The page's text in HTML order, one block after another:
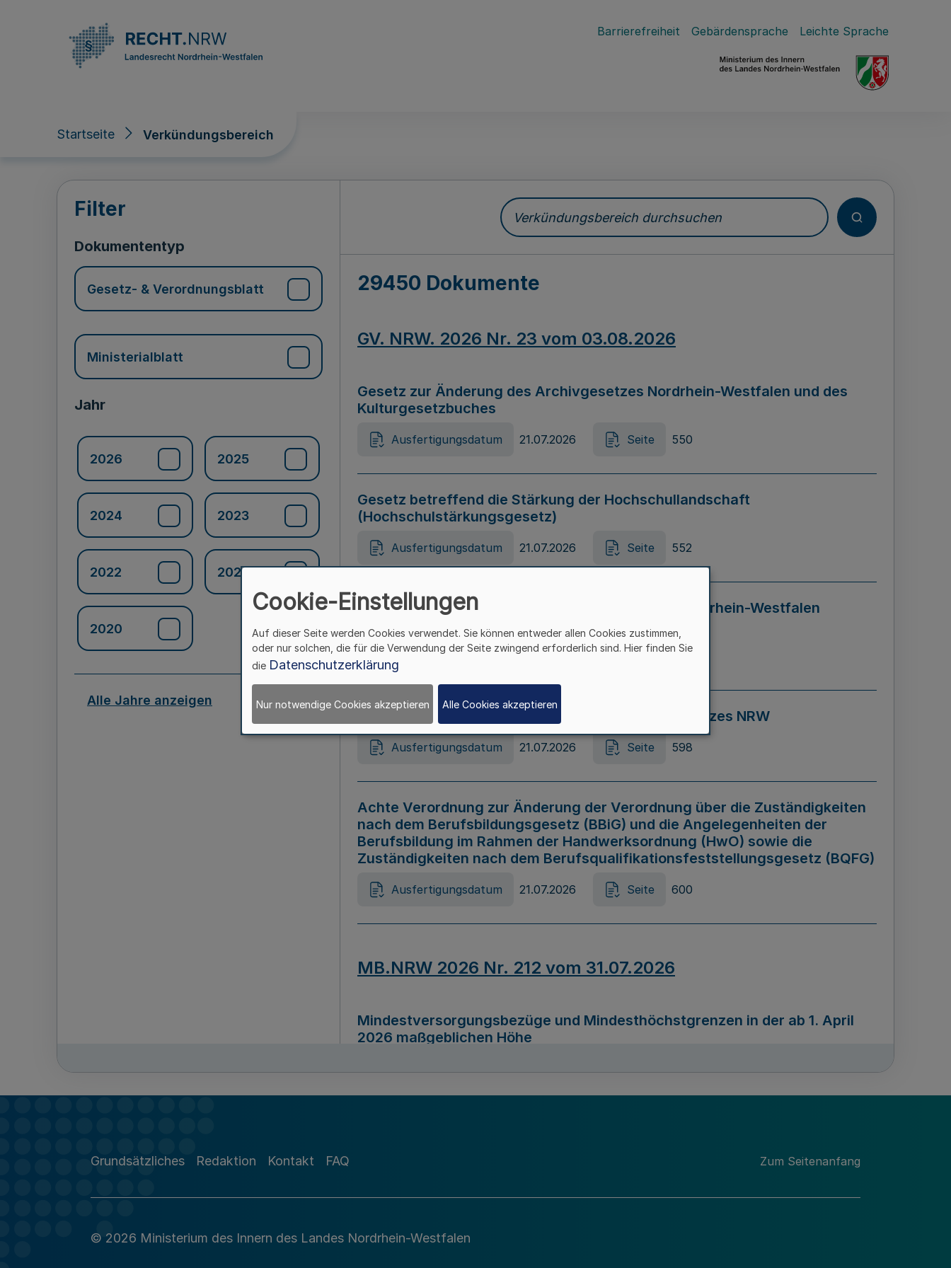
Barrierefreiheit Gebärdensprache Leichte Sprache
Startseite Verkündungsbereich
Verkündungsbereich
Filter
Dokumententyp
Gesetz- & Verordnungsblatt
Ministerialblatt
Jahr
2026 2025
2024 2023
2022 2021
2020
Alle Jahre anzeigen
Verkündungsbereich durchsuchen
29450 Dokumente
GV. NRW. 2026 Nr. 23 vom 03.08.2026
Gesetz zur Änderung des Archivgesetzes Nordrhein-Westfalen und des
Kulturgesetzbuches
Ausfertigungsdatum 21.07.2026 Seite 550
Gesetz betreffend die Stärkung der Hochschullandschaft
(Hochschulstärkungsgesetz)
Ausfertigungsdatum 21.07.2026 Seite 552
Gesetz zur Vermeidung von Diskriminierung in Nordrhein-Westfalen
(Landesantidiskriminierungsgesetz – LADG NRW)
Ausfertigungsdatum 21.07.2026 Seite 595
Gesetz zur Änderung des Online-Casinospiel Gesetzes NRW
Ausfertigungsdatum 21.07.2026 Seite 598
Achte Verordnung zur Änderung der Verordnung über die Zuständigkeiten
nach dem Berufsbildungsgesetz (BBiG) und die Angelegenheiten der
Berufsbildung im Rahmen der Handwerksordnung (HwO) sowie die
Zuständigkeiten nach dem Berufsqualifikationsfeststellungsgesetz (BQFG)
Ausfertigungsdatum 21.07.2026 Seite 600
MB.NRW 2026 Nr. 212 vom 31.07.2026
Mindestversorgungsbezüge und Mindesthöchstgrenzen in der ab 1. April
2026 maßgeblichen Höhe
Richtlinie zur Durchführung des Förderprogramms „Mittelstand Innovativ &
Grundsätzliches Redaktion Kontakt FAQ Zum Seitenanfang
© 2026 Ministerium des Innern des Landes Nordrhein-Westfalen
Cookie-Einstellungen
Auf dieser Seite werden Cookies verwendet. Sie können entweder allen Cookies zustimmen,
oder nur solchen, die für die Verwendung der Seite zwingend erforderlich sind. Hier finden Sie
die Datenschutzerklärung
Nur notwendige Cookies akzeptieren Alle Cookies akzeptieren